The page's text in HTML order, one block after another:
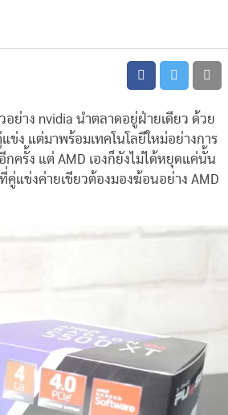
ย่าง nvidia นำตลาดอยู่ฝ่ายเดียว ด้วย
ข่ง แต่มาพร้อมเทคโนโลยีใหม่อย่างการ
ครั้ง แต่ AMD เองก็ยังไม่ได้หยุดแค่นั้น
คู่แข่งค่ายเขียวต้องมองฆ้อนอย่าง AMD